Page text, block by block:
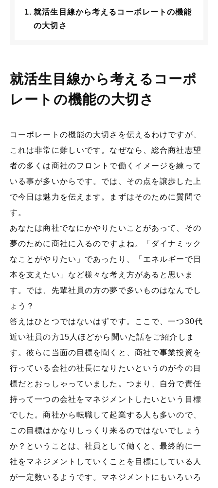
就活生目線から考えるコーポレートの機能
の大切さ
就活生目線から考えるコーポ
レートの機能の大切さ
コーポレートの機能の大切さを伝えるわけですが、
これは非常に難しいです。なぜなら、総合商社志望
者の多くは商社のフロントで働くイメージを練って
いる事が多いからです。では、その点を譲歩した上
で今日は魅力を伝えます。まずはそのために質問で
す。
あなたは商社でなにかやりたいことがあって、その
夢のために商社に入るのですよね。「ダイナミック
なことがやりたい」であったり、「エネルギーで日
本を支えたい」など様々な考え方があると思いま
す。では、先輩社員の方の夢で多いものはなんでし
ょう？
答えはひとつではないはずです。ここで、一つ30代
近い社員の方15人ほどから聞いた話をご紹介しま
す。彼らに当面の目標を聞くと、商社で事業投資を
行っている会社の社長になりたいというのが今の目
標だとおっしゃっていました。つまり、自分で責任
持って一つの会社をマネジメントしたいという目標
でした。商社から転職して起業する人も多いので、
この目標はかなりしっくり来るのではないでしょう
か？ということは、社員として働くと、最終的に一
社をマネジメントしていくことを目標にしている人
が一定数いるようです。マネジメントにもいろいろ